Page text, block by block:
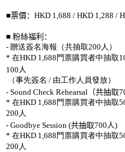
■票價： HKD 1,688 / HKD 1,288 /
■ 粉絲福利：
- 贈送簽名海報（共抽取200 人）
* 在HKD 1,688 門票購買者中抽取
100人
（事先簽名 / 由工作人員發放）
- Sound Check Rehearsal （共抽取
* 在HKD 1,688 門票購買者中抽取
200 人
- Goodbye Session (共抽取700人)
* 在HKD 1,688 門票購買者中抽取
200 人